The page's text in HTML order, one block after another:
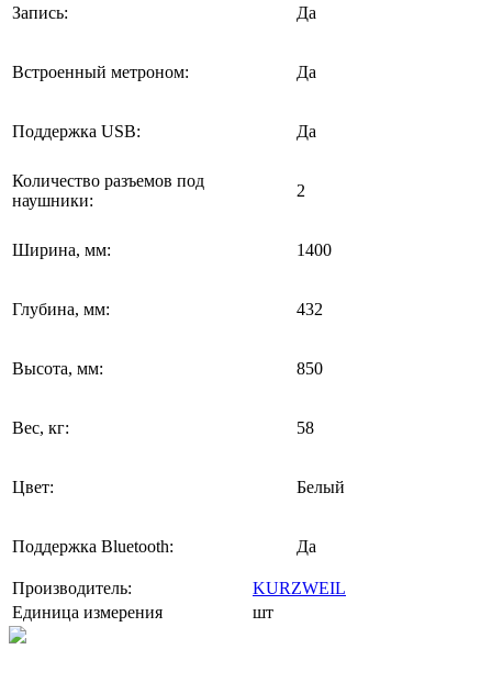
Запись: Да
Встроенный метроном: Да
Поддержка USB: Да
Количество разъемов под
наушники:
2
Ширина, мм: 1400
Глубина, мм: 432
Высота, мм: 850
Вес, кг: 58
Цвет: Белый
Поддержка Bluetooth: Да
Производитель:
KURZWEIL
Единица измерения
шт